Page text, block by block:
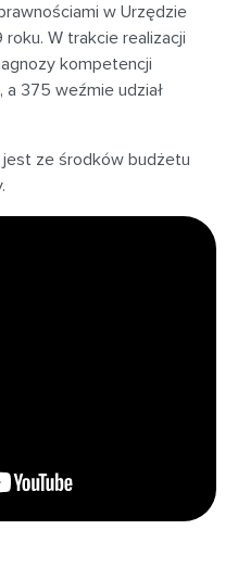
w Urzędzie
W trakcie realizacji
kompetencji
375 weźmie udział
ze środków budżetu